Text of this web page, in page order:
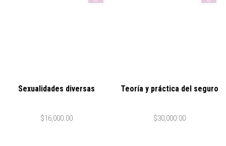
Sexualidades diversas
$16,000.00
Teoría y práctica del seguro
$30,000.00